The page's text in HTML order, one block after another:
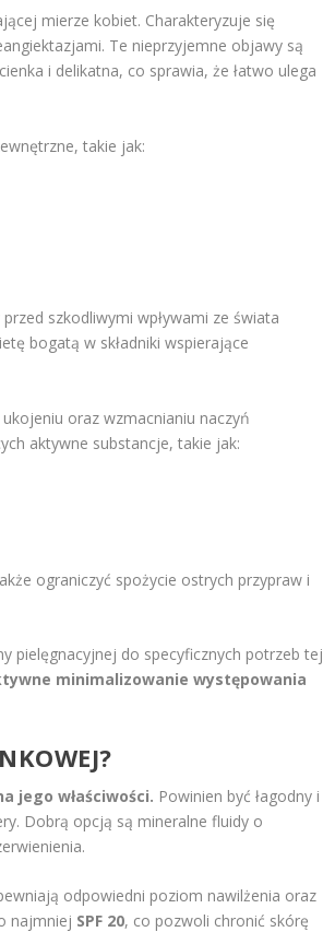
mierze kobiet. Charakteryzuje się
Te nieprzyjemne objawy są
i delikatna, co sprawia, że łatwo ulega
takie jak:
szkodliwymi wpływami ze świata
bogatą w składniki wspierające
oraz wzmacnianiu naczyń
aktywne substancje, takie jak:
ograniczyć spożycie ostrych przypraw i
pielęgnacyjnej do specyficznych potrzeb tej
minimalizowanie występowania
jego właściwości. Powinien być łagodny i
Dobrą opcją są mineralne fluidy o
odpowiedni poziom nawilżenia oraz
najmniej SPF 20, co pozwoli chronić skórę